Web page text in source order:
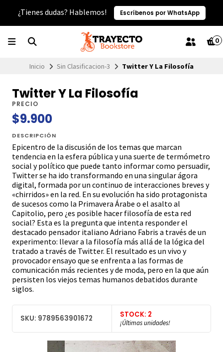
¿Tienes dudas? Hablemos! Escríbenos por WhatsApp
0
Inicio Sin Clasificacion-3 Twitter Y La Filosofía
Twitter Y La Filosofía
PRECIO
$9.900
DESCRIPCIÓN
Epicentro de la discusión de los temas que marcan
tendencia en la esfera pública y una suerte de termómetro
social y político que puede tanto informar como persuadir,
Twitter se ha ido transformando en una singular ágora
digital, formada por un continuo de interacciones breves y
«chirridos» en la red. En su evolución ha sido protagonista
de sucesos como la Primavera Árabe o el asalto al
Capitolio, pero ¿es posible hacer filosofía de esta red
social? Esta es la pregunta que intenta responder el
destacado pensador italiano Adriano Fabris a través de un
experimento: llevar a la filosofía más allá de la lógica del
tratado a través de Twitter. El resultado es un vivo y
provocador ensayo que se enfrenta a las formas de
comunicación más recientes y de moda, pero en la que aún
persisten los viejos temas humanos debatidos durante
siglos.
SKU: 9789563901672 STOCK: 2
¡Últimas unidades!